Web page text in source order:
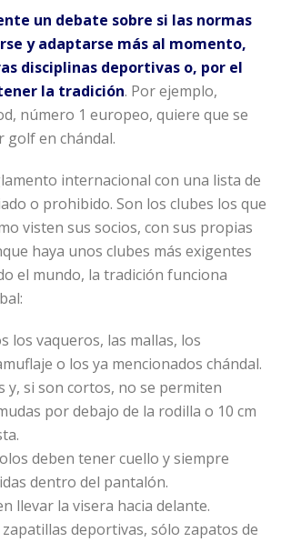
un debate sobre si las normas
y adaptarse más al momento,
disciplinas deportivas o, por el
la tradición. Por ejemplo,
número 1 europeo, quiere que se
golf en chándal.
internacional con una lista de
o prohibido. Son los clubes los que
visten sus socios, con sus propias
haya unos clubes más exigentes
el mundo, la tradición funciona
los vaqueros, las mallas, los
o los ya mencionados chándal.
y, si son cortos, no se permiten
por debajo de la rodilla o 10 cm
deben tener cuello y siempre
dentro del pantalón.
llevar la visera hacia delante.
deportivas, sólo zapatos de